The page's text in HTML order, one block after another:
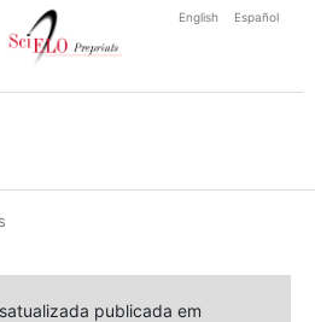
English Español
publicada em